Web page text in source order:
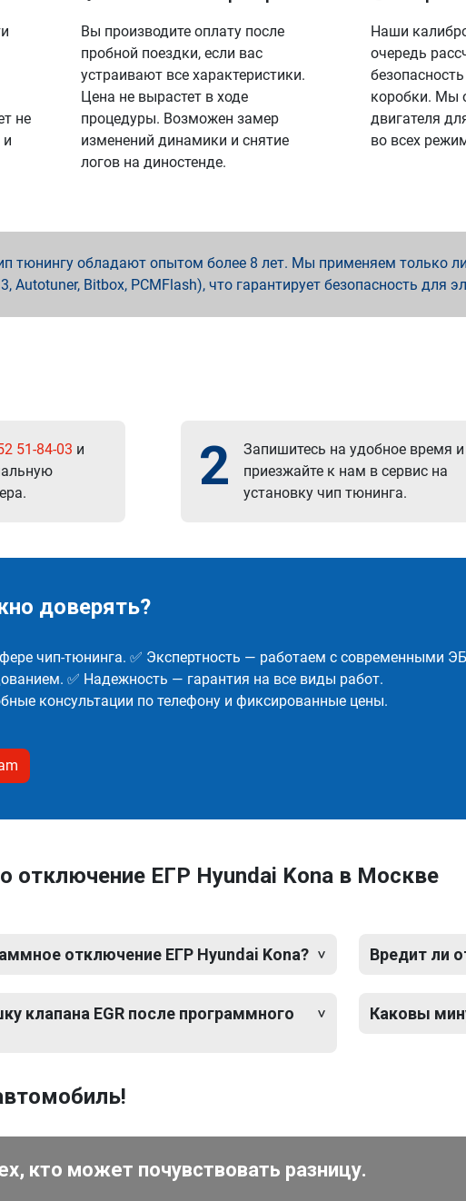
не
и
Вы производите оплату после
пробной поездки, если вас
устраивают все характеристики.
Цена не вырастет в ходе
процедуры. Возможен замер
изменений динамики и снятие
логов на диностенде.
Наши
очередь
коробки. Мы
двигателя
во всех
тюнингу обладают опытом более 8 лет. Мы применяем только
Autotuner, Bitbox, PCMFlash), что гарантирует безопасность для
51-84-03 и
2
Запишитесь на удобное время и
приезжайте к нам в сервис на
установку чип тюнинга.
доверять?
чип-тюнинга. ✅ Экспертность — работаем с современными
✅ Надежность — гарантия на все виды работ.
консультации по телефону и фиксированные цены.
отключение ЕГР Hyundai Kona в Москве
отключение ЕГР Hyundai Kona?
клапана EGR после программного
Вредит ли
Каковы
кто может почувствовать разницу.